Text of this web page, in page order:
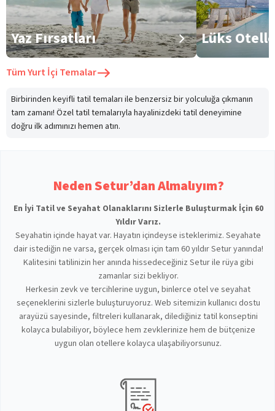
Yaz Fırsatları Lüks
TümYurt İçi Temalar
Birbirinden keyifli tatil temaları ile benzersiz bir yolculuğa çıkmanın
tam zamanı! Özel tatil temalarıyla hayalinizdeki tatil deneyimine
doğru ilk adımınızı hemen atın.
Neden Setur’dan Almalıyım?
En İyi Tatil ve Seyahat Olanaklarını Sizlerle Buluşturmak İçin 60
Yıldır Varız.
Seyahatin içinde hayat var. Hayatın içindeyse isteklerimiz. Seyahate
dair istediğin ne varsa, gerçek olması için tam 60 yıldır Setur yanında!
Kalitesini tatilinizin her anında hissedeceğiniz Setur ile rüya gibi
zamanlar sizi bekliyor.
Herkesin zevk ve tercihlerine uygun, binlerce otel ve seyahat
seçeneklerini sizlerle buluşturuyoruz. Web sitemizin kullanıcı dostu
arayüzü sayesinde, filtreleri kullanarak, dilediğiniz tatil konseptini
kolayca bulabiliyor, böylece hem zevklerinize hem de bütçenize
uygun olan otellere kolayca ulaşabiliyorsunuz.